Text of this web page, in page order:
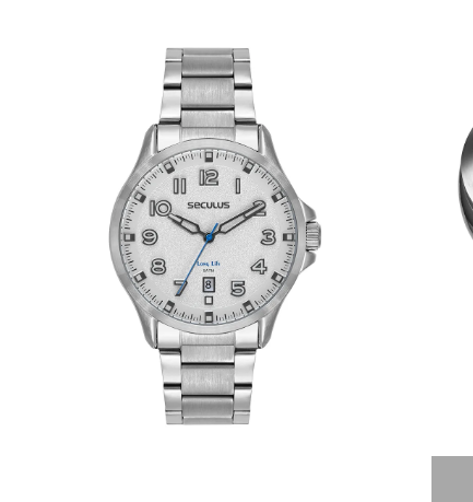
kyoto
automático
dourado
relógio feminino rose
quadrado